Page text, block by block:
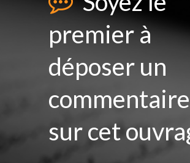
premier à
déposer un
commentaire
sur cet